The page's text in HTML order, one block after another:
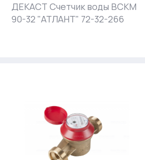
ДЕКАСТ Счетчик воды ВСКМ
90-32 "АТЛАНТ" 72-32-266